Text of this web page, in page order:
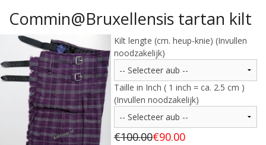
Eten en Drinken
Kilt - Kleding
Highland Titles
Verhuur
AFGEPRIJST - UITVERKOOP
Commin@Bruxellensis tartan kilt
Kilt lengte (cm. heup-knie) (Invullen
noodzakelijk)
Taille in Inch ( 1 inch = ca. 2.5 cm )
(Invullen noodzakelijk)
€100.00€90.00